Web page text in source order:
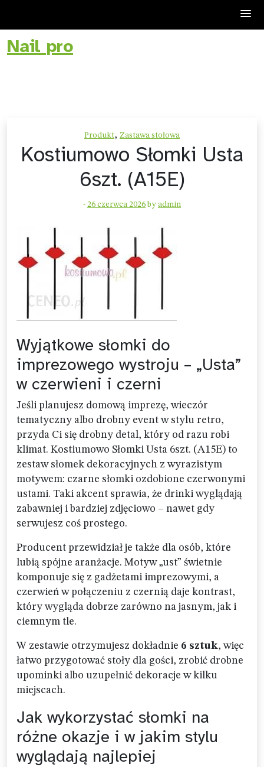
Skip
toNail pro
Produkt, Zastawa stołowa
Kostiumowo Słomki Usta
6szt. (A15E)
- 26 czerwca 2026 by admin
Wyjątkowe słomki do
imprezowego wystroju – „Usta”
w czerwieni i czerni
Jeśli planujesz domową imprezę, wieczór
tematyczny albo drobny event w stylu retro,
przyda Ci się drobny detal, który od razu robi
klimat. Kostiumowo Słomki Usta 6szt. (A15E) to
zestaw słomek dekoracyjnych z wyrazistym
motywem: czarne słomki ozdobione czerwonymi
ustami. Taki akcent sprawia, że drinki wyglądają
zabawniej i bardziej zdjęciowo – nawet gdy
serwujesz coś prostego.
Producent przewidział je także dla osób, które
lubią spójne aranżacje. Motyw „ust” świetnie
komponuje się z gadżetami imprezowymi, a
czerwień w połączeniu z czernią daje kontrast,
który wygląda dobrze zarówno na jasnym, jak i
ciemnym tle.
W zestawie otrzymujesz dokładnie 6 sztuk, więc
łatwo przygotować stoły dla gości, zrobić drobne
upominki albo uzupełnić dekoracje w kilku
miejscach.
Jak wykorzystać słomki na
różne okazje i w jakim stylu
wyglądają najlepiej